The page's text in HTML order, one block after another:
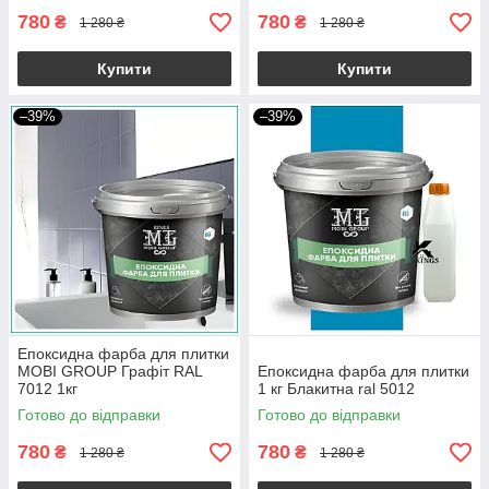
780 ₴ 1 280 ₴
Купити
780 ₴ 1 280 ₴
Купити
–39%
Епоксидна фарба для плитки
MOBI GROUP Графіт RAL
7012 1кг
Готово до відправки
780 ₴ 1 280 ₴
–39%
Епоксидна фарба для плитки
1 кг Блакитна ral 5012
Готово до відправки
780 ₴ 1 280 ₴